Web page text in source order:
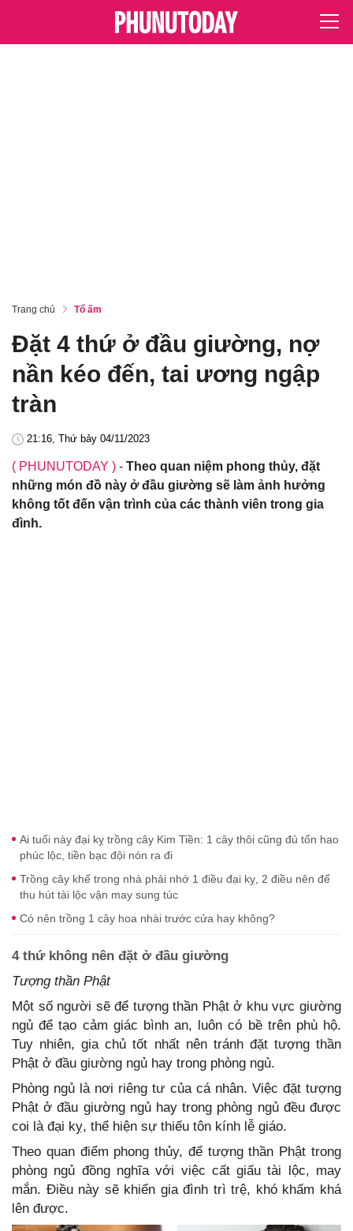
Trang chủ Tổ ấm
Đặt 4 thứ ở đầu giường, nợ
nần kéo đến, tai ương ngập
tràn
21:16, Thứ bảy 04/11/2023
( PHUNUTODAY ) - Theo quan niệm phong thủy, đặt
những món đồ này ở đầu giường sẽ làm ảnh hưởng
không tốt đến vận trình của các thành viên trong gia
đình.
Ai tuổi này đại kỵ trồng cây Kim Tiền: 1 cây thôi cũng đủ tổn hao
phúc lộc, tiền bạc đội nón ra đi
Trồng cây khế trong nhà phải nhớ 1 điều đại kỵ, 2 điều nên để
thu hút tài lộc vận may sung túc
Có nên trồng 1 cây hoa nhài trước cửa hay không?
4 thứ không nên đặt ở đầu giường
Tượng thần Phật
Một số người sẽ để tượng thần Phật ở khu vực giường
ngủ để tạo cảm giác bình an, luôn có bề trên phù hộ.
Tuy nhiên, gia chủ tốt nhất nên tránh đặt tượng thần
Phật ở đầu giường ngủ hay trong phòng ngủ.
Phòng ngủ là nơi riêng tư của cá nhân. Việc đặt tượng
Phật ở đầu giường ngủ hay trong phòng ngủ đều được
coi là đại kỵ, thể hiện sự thiếu tôn kính lễ giáo.
Theo quan điểm phong thủy, để tượng thần Phật trong
phòng ngủ đồng nghĩa với việc cất giấu tài lộc, may
mắn. Điều này sẽ khiến gia đình trì trệ, khó khấm khá
lên được.